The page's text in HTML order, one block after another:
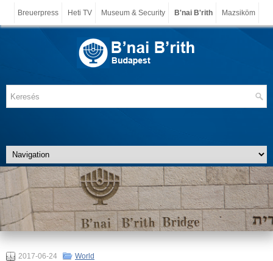
Breuerpress Heti TV Museum & Security B'nai B'rith Mazsiköm
2017-06-24 World